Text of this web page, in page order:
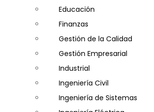
Educación
Finanzas
Gestión de la Calidad
Gestión Empresarial
Industrial
Ingeniería Civil
Ingeniería de Sistemas